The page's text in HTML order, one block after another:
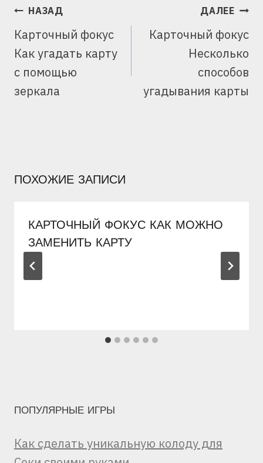
НАВИГАЦИЯ
ЗАПИСЯМ
НАЗАД
Карточный фокус
Как угадать карту
с помощью
зеркала
ДАЛЕЕ
Карточный фокус
Несколько
способов
угадывания карты
ПОХОЖИЕ ЗАПИСИ
КАРТОЧНЫЙ ФОКУС КАК МОЖНО
ЗАМЕНИТЬ КАРТУ
ПОПУЛЯРНЫЕ ИГРЫ
Как сделать уникальную колоду для